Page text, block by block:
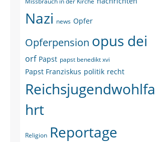
Nazi news Opfer
Opferpension opus dei
orf Papst papst benedikt xvi
Papst Franziskus politik recht
Reichsjugendwohlfa
hrt
Religion Reportage